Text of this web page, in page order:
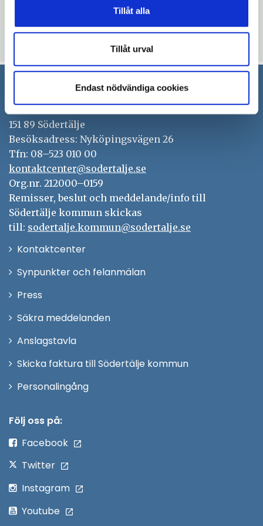
Tillåt alla
Tillåt urval
Endast nödvändiga cookies
Blev du hjälpt av informationen på den här sidan?
thumb_up Ja thumb_down Nej
Södertälje kommun
151 89 Södertälje
Besöksadress: Nyköpingsvägen 26
Tfn: 08–523 010 00
kontaktcenter@sodertalje.se
Org.nr. 212000–0159
Remisser, beslut och meddelande/info till
Södertälje kommun skickas
till: sodertalje.kommun@sodertalje.se
KontaktcenterÖppna
Synpunkter och felanmälan
Press
fönster
Säkra meddelanden
Anslagstavla
Skicka faktura till Södertälje kommun
PersonalingångÖppna
Följ oss på:
Facebook
Twitter
Instagram
Youtube